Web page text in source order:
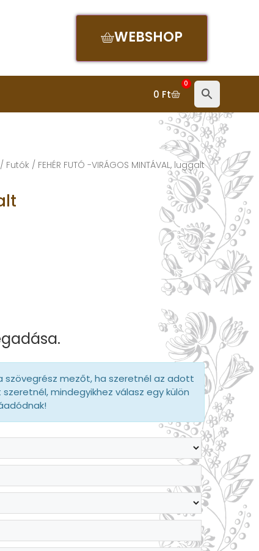
WEBSHOP
0 Ft
0
/ Futók / FEHÉR FUTÓ -VIRÁGOS MINTÁVAL, luggalt
szövegrész mezőt, ha szeretnél az adott
mindegyikhez válasz egy külön